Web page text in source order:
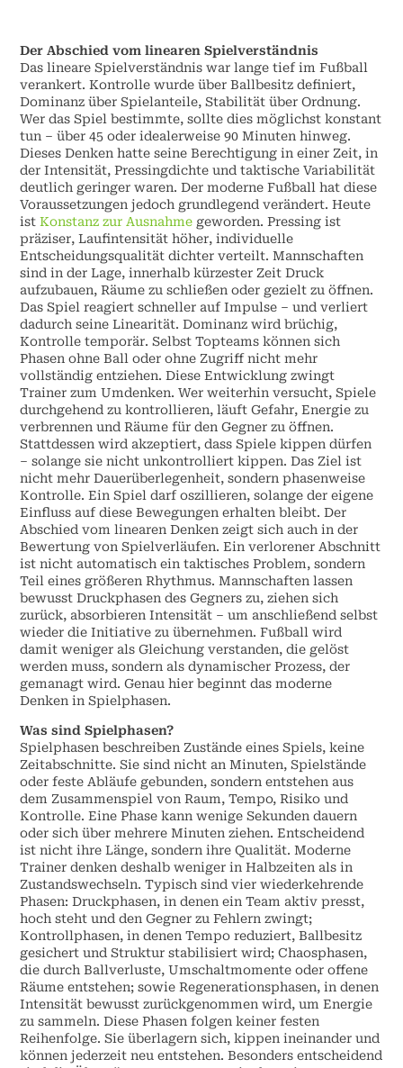
Der Abschied vom linearen Spielverständnis
Das lineare Spielverständnis war lange tief im Fußball
verankert. Kontrolle wurde über Ballbesitz definiert,
Dominanz über Spielanteile, Stabilität über Ordnung.
Wer das Spiel bestimmte, sollte dies möglichst konstant
tun – über 45 oder idealerweise 90 Minuten hinweg.
Dieses Denken hatte seine Berechtigung in einer Zeit, in
der Intensität, Pressingdichte und taktische Variabilität
deutlich geringer waren. Der moderne Fußball hat diese
Voraussetzungen jedoch grundlegend verändert. Heute
ist Konstanz zur Ausnahme geworden. Pressing ist
präziser, Laufintensität höher, individuelle
Entscheidungsqualität dichter verteilt. Mannschaften
sind in der Lage, innerhalb kürzester Zeit Druck
aufzubauen, Räume zu schließen oder gezielt zu öffnen.
Das Spiel reagiert schneller auf Impulse – und verliert
dadurch seine Linearität. Dominanz wird brüchig,
Kontrolle temporär. Selbst Topteams können sich
Phasen ohne Ball oder ohne Zugriff nicht mehr
vollständig entziehen. Diese Entwicklung zwingt
Trainer zum Umdenken. Wer weiterhin versucht, Spiele
durchgehend zu kontrollieren, läuft Gefahr, Energie zu
verbrennen und Räume für den Gegner zu öffnen.
Stattdessen wird akzeptiert, dass Spiele kippen dürfen
– solange sie nicht unkontrolliert kippen. Das Ziel ist
nicht mehr Dauerüberlegenheit, sondern phasenweise
Kontrolle. Ein Spiel darf oszillieren, solange der eigene
Einfluss auf diese Bewegungen erhalten bleibt. Der
Abschied vom linearen Denken zeigt sich auch in der
Bewertung von Spielverläufen. Ein verlorener Abschnitt
ist nicht automatisch ein taktisches Problem, sondern
Teil eines größeren Rhythmus. Mannschaften lassen
bewusst Druckphasen des Gegners zu, ziehen sich
zurück, absorbieren Intensität – um anschließend selbst
wieder die Initiative zu übernehmen. Fußball wird
damit weniger als Gleichung verstanden, die gelöst
werden muss, sondern als dynamischer Prozess, der
gemanagt wird. Genau hier beginnt das moderne
Denken in Spielphasen.
Was sind Spielphasen?
Spielphasen beschreiben Zustände eines Spiels, keine
Zeitabschnitte. Sie sind nicht an Minuten, Spielstände
oder feste Abläufe gebunden, sondern entstehen aus
dem Zusammenspiel von Raum, Tempo, Risiko und
Kontrolle. Eine Phase kann wenige Sekunden dauern
oder sich über mehrere Minuten ziehen. Entscheidend
ist nicht ihre Länge, sondern ihre Qualität. Moderne
Trainer denken deshalb weniger in Halbzeiten als in
Zustandswechseln. Typisch sind vier wiederkehrende
Phasen: Druckphasen, in denen ein Team aktiv presst,
hoch steht und den Gegner zu Fehlern zwingt;
Kontrollphasen, in denen Tempo reduziert, Ballbesitz
gesichert und Struktur stabilisiert wird; Chaosphasen,
die durch Ballverluste, Umschaltmomente oder offene
Räume entstehen; sowie Regenerationsphasen, in denen
Intensität bewusst zurückgenommen wird, um Energie
zu sammeln. Diese Phasen folgen keiner festen
Reihenfolge. Sie überlagern sich, kippen ineinander und
können jederzeit neu entstehen. Besonders entscheidend